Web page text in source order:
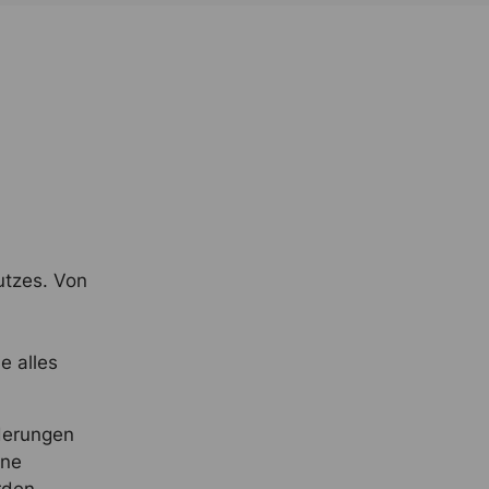
Von
alles